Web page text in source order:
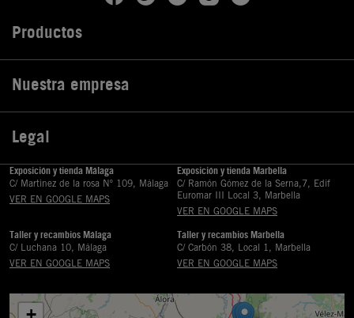
Productos
Nuestra empresa
Legal
Exposición y tienda Málaga
C/ Martinez de la rosa Nº 109, Málaga
VER EN GOOGLE MAPS
Exposición y tienda Marbella
C/ Ramón Gómez de la Serna,7, Edif
Euromar III Local 3, Marbella
VER EN GOOGLE MAPS
Taller y recambios Málaga
C/ Luchana 10, Málaga
VER EN GOOGLE MAPS
Taller y recambios Marbella
C/ Carbón 38, Local 1, Marbella
VER EN GOOGLE MAPS